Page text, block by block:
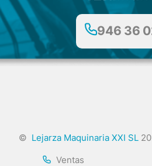
946 36
© Lejarza Maquinaria XXI SL
Ventas